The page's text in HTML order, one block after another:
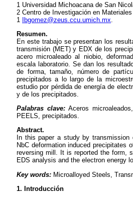
1 Universidad Michoacana de San
2 Centro de Investigación en
1
Ibgomez@zeus.ccu.umich.mx
Resumen.
En este trabajo se presentan los
transmisión (MET) y EDX de los
acero microaleado al niobio,
escala laboratorio. Se dan los
de forma, tamaño, número de
precipitados a lo largo de la
estudio por pérdida de energía de
y de los precipitados.
Palabras clave: Aceros
PEELS, precipitados.
Abstract.
In this paper a study by
NbC deformation induced precipitates
reversing mill. It is reported the form,
EDS analysis and the electron energy
Key words: Microalloyed Steels,
1. Introducción